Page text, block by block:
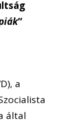
”
a
által